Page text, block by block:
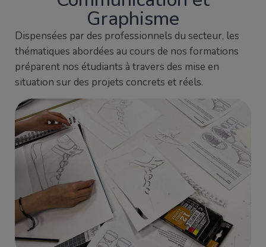
Graphisme
Dispensées par des professionnels du secteur, les
thématiques abordées au cours de nos formations
préparent nos étudiants à travers des mise en
situation sur des projets concrets et réels.